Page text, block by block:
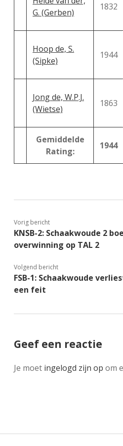
G. (Gerben)
1832
Hoop de, S.
(Sipke)
1944
Jong de, W.P.J.
(Wietse)
1863
Gemiddelde
Rating:
1944
Vorig bericht
KNSB-2: Schaakwoude 2
overwinning op TAL 2
Volgend bericht
FSB-1: Schaakwoude
een feit
Geef een reactie
Je moet ingelogd zijn op om